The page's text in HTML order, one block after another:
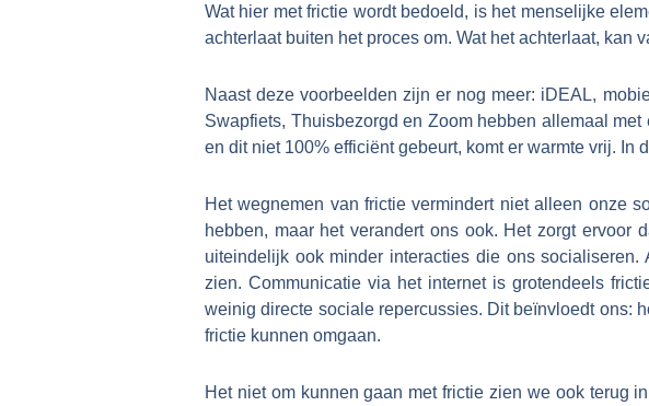
Wat hier met frictie wordt bedoeld, is het menselijke
achterlaat buiten het proces om. Wat het achterlaat, kan
Naast deze voorbeelden zijn er nog meer: iDEAL,
Swapfiets, Thuisbezorgd en Zoom hebben allemaal
en dit niet 100% efficiënt gebeurt, komt er warmte vrij. In
Het wegnemen van frictie vermindert niet alleen onze
hebben, maar het verandert ons ook. Het zorgt
uiteindelijk ook minder interacties die ons
zien. Communicatie via het internet is grotendeels
weinig directe sociale repercussies. Dit beïnvloedt ons:
frictie kunnen omgaan.
Het niet om kunnen gaan met frictie zien we ook terug